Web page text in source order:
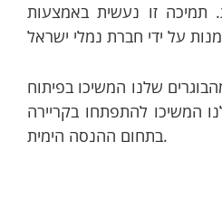
תמיכה זו נעשית באמצעות
מלגות ורבים מהבוגרים שלנו המשיכו בפיתוח
המשיכו להתפתחו בקריירה
בתחום ההנסה הימית.